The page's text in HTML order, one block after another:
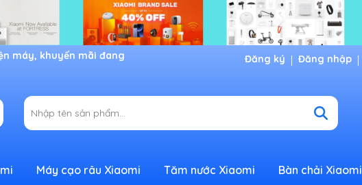
Đăng ký Đăng nhập
Máy cạo râu Xiaomi Tăm nước Xiaomi Bàn chải Xiaomi